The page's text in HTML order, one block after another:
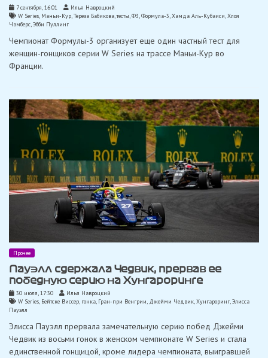
7 сентября, 16:01
Илья Навроцкий
W Series, Маньи-Кур,Тереза Бабикова,тесты,Ф3,Формула-3,Хамда Аль-Кубаиси,Хлоя
Чамберс,Эбби Пуллинг
Чемпионат Формулы-3 организует еще один частный тест для
женщин-гонщиков серии W Series на трассе Маньи-Кур во
Франции.
Прочее
Пауэлл сдержала Чедвик, прервав ее
победную серию на Хунгароринге
30 июля, 17:30
Илья Навроцкий
W Series, Бейтске Виссер, гонка, Гран-при Венгрии, Джейми Чедвик,Хунгароринг,Элисса
Пауэлл
Элисса Пауэлл прервала замечательную серию побед Джейми
Чедвик из восьми гонок в женском чемпионате W Series и стала
единственной гонщицой, кроме лидера чемпионата, выигравшей